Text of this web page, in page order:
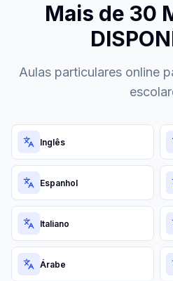
Mais de 30
Aulas particulares online
Inglês
Espanhol
Italiano
Árabe